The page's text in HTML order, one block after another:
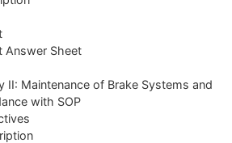
Answer Sheet
II: Maintenance of Brake Systems and
with SOP